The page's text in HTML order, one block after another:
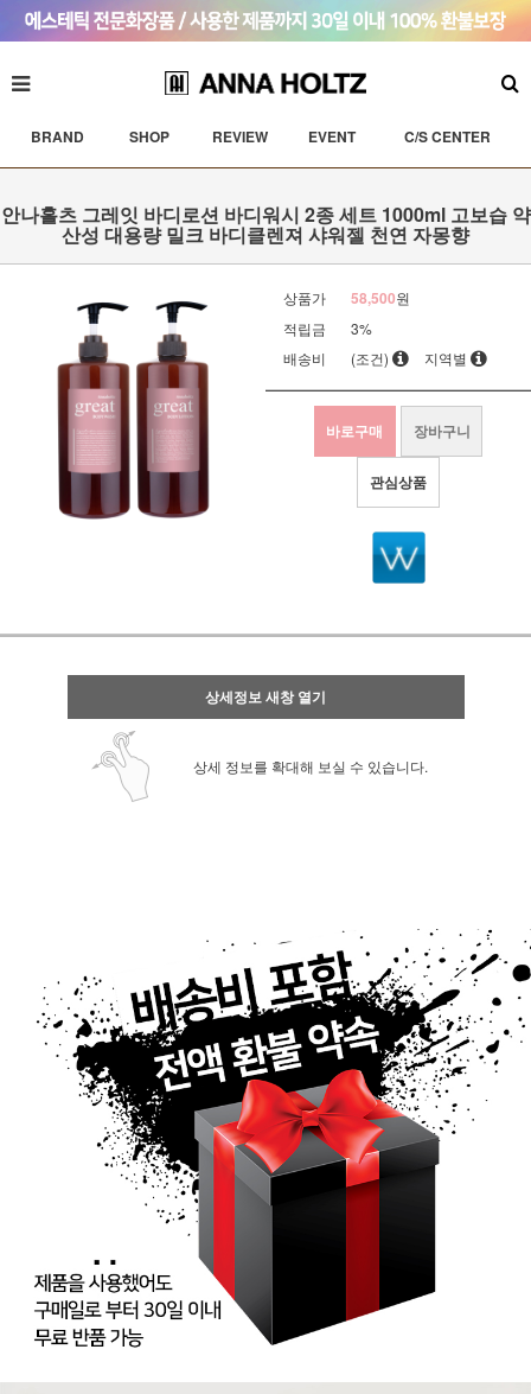
BRAND SHOP REVIEW EVENT C/S CENTER
안나홀츠 그레잇 바디로션 바디워시 2종 세트 1000ml 고보습 약
산성 대용량 밀크 바디클렌져 샤워젤 천연 자몽향
상품가 58,500원
적립금
3%
배송비
(조건) 지역별
바로구매 장바구니
관심상품
상세정보 새창 열기
상세 정보를 확대해 보실 수 있습니다.